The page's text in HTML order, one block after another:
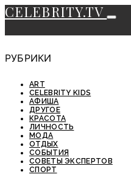
CELEBRITY.TV
РУБРИКИ
ART
CELEBRITY KIDS
АФИША
ДРУГОЕ
КРАСОТА
ЛИЧНОСТЬ
МОДА
ОТДЫХ
СОБЫТИЯ
СОВЕТЫ ЭКСПЕРТОВ
СПОРТ